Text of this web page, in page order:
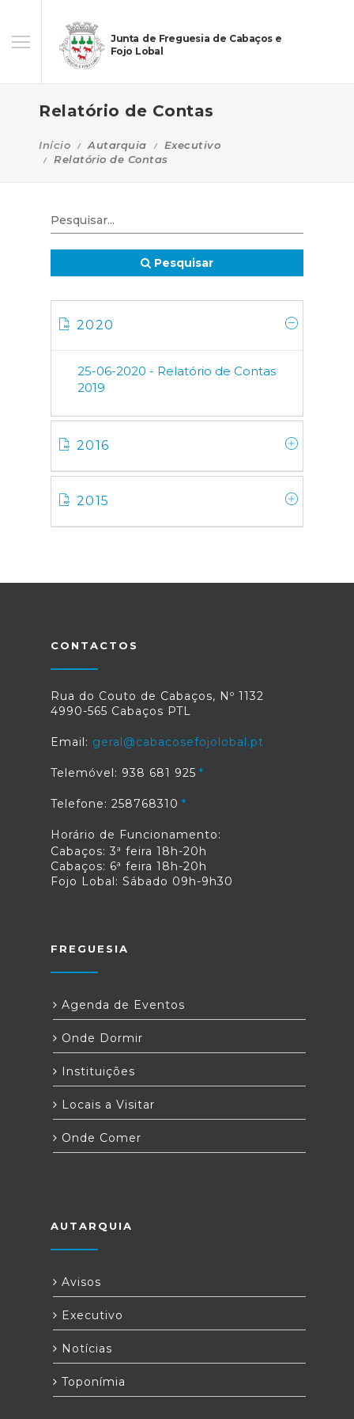
Junta de Freguesia de Cabaços e
Fojo Lobal
Relatório de Contas
Início Autarquia
Executivo
Relatório de Contas
Pesquisar
2020
25-06-2020 - Relatório de Contas
2019
2016
2015
CONTACTOS
Rua do Couto de Cabaços, Nº 1132
4990-565 Cabaços PTL
Email: geral@cabacosefojolobal.pt
Telemóvel: 938 681 925
Telefone: 258768310
Horário de Funcionamento:
Cabaços: 3ª feira 18h-20h
Cabaços: 6ª feira 18h-20h
Fojo Lobal: Sábado 09h-9h30
FREGUESIA
Agenda de Eventos
Onde Dormir
Instituições
Locais a Visitar
Onde Comer
AUTARQUIA
Avisos
Executivo
Notícias
Toponímia